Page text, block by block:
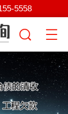
5558